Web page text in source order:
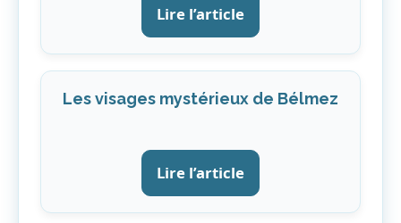
Lire l’article
Les visages mystérieux de Bélmez
Lire l’article